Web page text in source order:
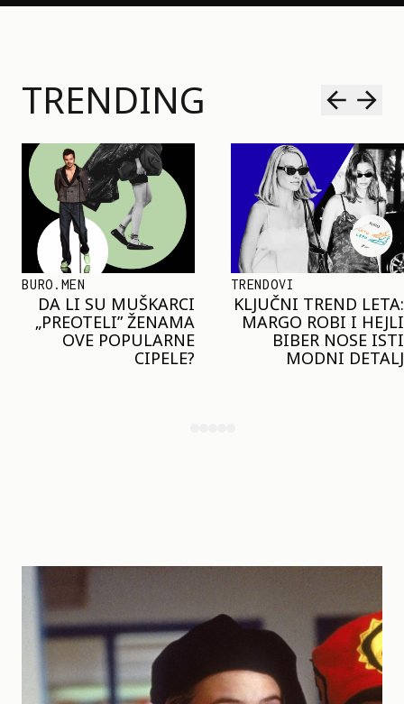
TRENDING
TRENDOVI
KLJUČNI TREND LETA:
MARGO ROBI I HEJLI
BIBER NOSE ISTI
MODNI DETALJ
SHOPPING
JOŠ JE RANO ZA JAKNE
– ALI U RESERVED JE
STIGAO MODEL KOJI
ĆE BITI VELIKI TREND